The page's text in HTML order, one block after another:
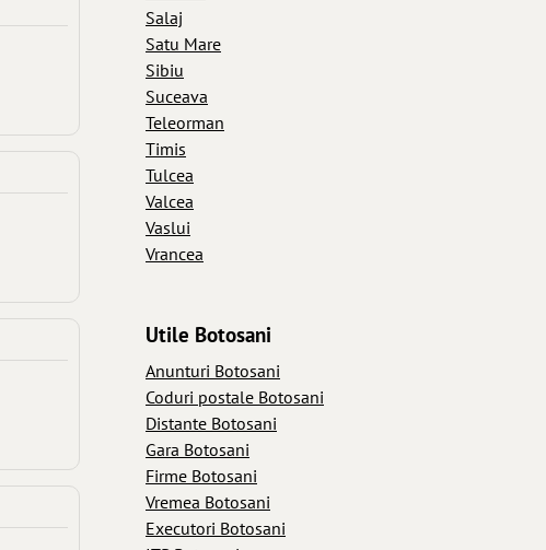
Salaj
Satu Mare
Sibiu
Suceava
Teleorman
Timis
Tulcea
Valcea
Vaslui
Vrancea
Utile Botosani
Anunturi Botosani
Coduri postale Botosani
Distante Botosani
Gara Botosani
Firme Botosani
Vremea Botosani
Executori Botosani